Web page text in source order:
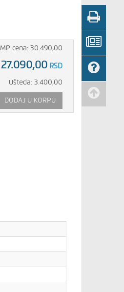
MP cena: 30.490,00
27.090,00RSD
Ušteda: 3.400,00
DODAJ U KORPU